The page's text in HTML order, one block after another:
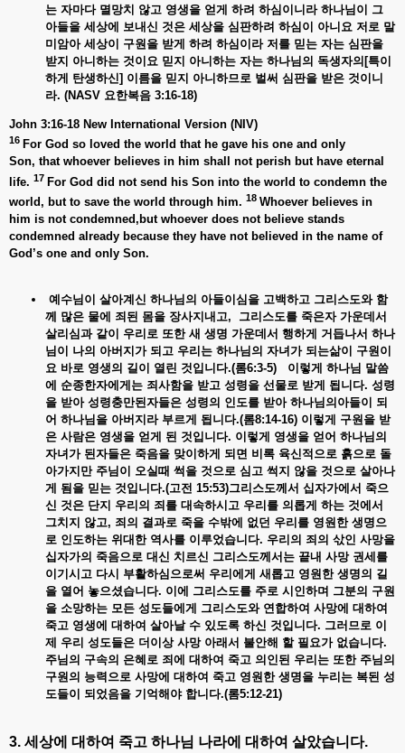
는 자마다 멸망치 않고 영생을 얻게 하려 하심이니라 하나님이 그
아들을 세상에 보내신 것은 세상을 심판하려 하심이 아니요 저로 말
미암아 세상이 구원을 받게 하려 하심이라 저를 믿는 자는 심판을
받지 아니하는 것이요 믿지 아니하는 자는 하나님의 독생자의[특이
하게 탄생하신] 이름을 믿지 아니하므로 벌써 심판을 받은 것이니
라. (NASV 요한복음 3:16-18)
John 3:16-18 New International Version (NIV)
16 For God so loved the world that he gave his one and only
Son, that whoever believes in him shall not perish but have eternal
life. 17 For God did not send his Son into the world to condemn the
world, but to save the world through him. 18 Whoever believes in
him is not condemned,but whoever does not believe stands
condemned already because they have not believed in the name of
God’s one and only Son.
예수님이 살아계신 하나님의 아들이심을 고백하고 그리스도와 함
께 많은 물에 죄된 몸을 장사지내고, 그리스도를 죽은자 가운데서
살리심과 같이 우리로 또한 새 생명 가운데서 행하게 거듭나서 하나
님이 나의 아버지가 되고 우리는 하나님의 자녀가 되는삶이 구원이
요 바로 영생의 길이 열린 것입니다.(롬6:3-5) 이렇게 하나님 말씀
에 순종한자에게는 죄사함을 받고 성령을 선물로 받게 됩니다. 성령
을 받아 성령충만된자들은 성령의 인도를 받아 하나님의아들이 되
어 하나님을 아버지라 부르게 됩니다.(롬8:14-16) 이렇게 구원을 받
은 사람은 영생을 얻게 된 것입니다. 이렇게 영생을 얻어 하나님의
자녀가 된자들은 죽음을 맞이하게 되면 비록 육신적으로 흙으로 돌
아가지만 주님이 오실때 썩을 것으로 심고 썩지 않을 것으로 살아나
게 됨을 믿는 것입니다.(고전 15:53)그리스도께서 십자가에서 죽으
신 것은 단지 우리의 죄를 대속하시고 우리를 의롭게 하는 것에서
그치지 않고, 죄의 결과로 죽을 수밖에 없던 우리를 영원한 생명으
로 인도하는 위대한 역사를 이루었습니다. 우리의 죄의 삯인 사망을
십자가의 죽음으로 대신 치르신 그리스도께서는 끝내 사망 권세를
이기시고 다시 부활하심으로써 우리에게 새롭고 영원한 생명의 길
을 열어 놓으셨습니다. 이에 그리스도를 주로 시인하며 그분의 구원
을 소망하는 모든 성도들에게 그리스도와 연합하여 사망에 대하여
죽고 영생에 대하여 살아날 수 있도록 하신 것입니다. 그러므로 이
제 우리 성도들은 더이상 사망 아래서 불안해 할 필요가 없습니다.
주님의 구속의 은혜로 죄에 대하여 죽고 의인된 우리는 또한 주님의
구원의 능력으로 사망에 대하여 죽고 영원한 생명을 누리는 복된 성
도들이 되었음을 기억해야 합니다.(롬5:12-21)
3. 세상에 대하여 죽고 하나님 나라에 대하여 살았습니다.